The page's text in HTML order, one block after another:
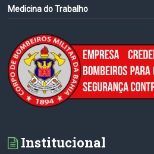
Medicina do Trabalho
Institucional